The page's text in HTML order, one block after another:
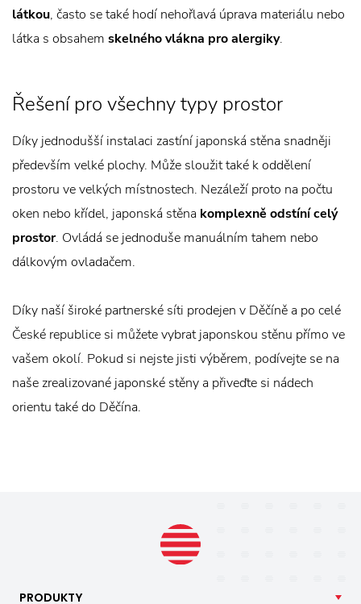
látkou, často se také hodí nehořlavá úprava materiálu nebo
látka s obsahem skelného vlákna pro alergiky.
Řešení pro všechny typy prostor
Díky jednodušší instalaci zastíní japonská stěna snadněji
především velké plochy. Může sloužit také k oddělení
prostoru ve velkých místnostech. Nezáleží proto na počtu
oken nebo křídel, japonská stěna komplexně odstíní celý
prostor. Ovládá se jednoduše manuálním tahem nebo
dálkovým ovladačem.
Díky naší široké partnerské síti prodejen v Děčíně a po celé
České republice si můžete vybrat japonskou stěnu přímo ve
vašem okolí. Pokud si nejste jisti výběrem, podívejte se na
naše zrealizované japonské stěny a přiveďte si nádech
orientu také do Děčína.
PRODUKTY